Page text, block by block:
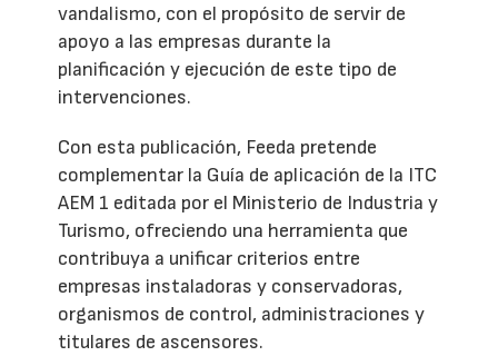
vandalismo, con el propósito de servir de
apoyo a las empresas durante la
planificación y ejecución de este tipo de
intervenciones.
Con esta publicación, Feeda pretende
complementar la Guía de aplicación de la ITC
AEM 1 editada por el Ministerio de Industria y
Turismo, ofreciendo una herramienta que
contribuya a unificar criterios entre
empresas instaladoras y conservadoras,
organismos de control, administraciones y
titulares de ascensores.